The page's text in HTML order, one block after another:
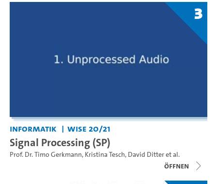
3
Informatik WiSe 20/21
Signal Processing (SP)
Prof. Dr. Timo Gerkmann, Kristina Tesch, David Ditteret al.
Öffnen